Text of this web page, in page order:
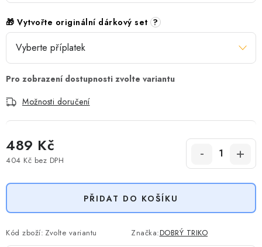
🎁 Vytvořte originální dárkový set ?
Možnosti doručení
489 Kč
404 Kč bez DPH
PŘIDAT DO KOŠÍKU
Kód zboží: Zvolte variantu Značka:DOBRÝ TRIKO